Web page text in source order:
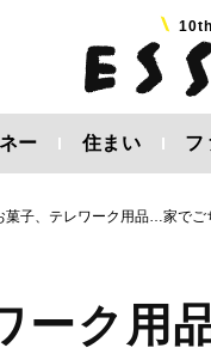
ー 住まい フ
菓子、テレワーク用品…家で
ーク用